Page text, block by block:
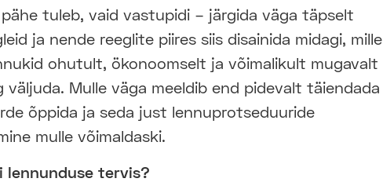
pähe tuleb, vaid vastupidi – järgida väga täpselt
ja nende reeglite piires siis disainida midagi, mille
ohutult, ökonoomselt ja võimalikult mugavalt
väljuda. Mulle väga meeldib end pidevalt täiendada
õppida ja seda just lennuprotseduuride
mulle võimaldaski.
lennunduse tervis?